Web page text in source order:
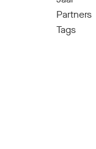
Partners
Tags